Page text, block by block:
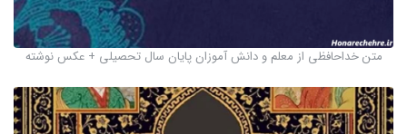
متن خداحافظی از معلم و دانش آموزان پایان سال تحصیلی + عکس نوشته